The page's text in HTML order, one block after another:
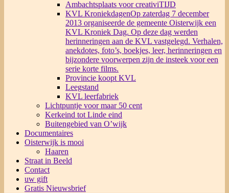
Ambachtsplaats voor creativiTIJD
KVL KroniekdagenOp zaterdag 7 december
2013 organiseerde de gemeente Oisterwijk een
KVL Kroniek Dag. Op deze dag werden
herinneringen aan de KVL vastgelegd. Verhalen,
anekdotes, foto’s, boekjes, leer, herinneringen en
bijzondere voorwerpen zijn de insteek voor een
serie korte films.
Provincie koopt KVL
Leegstand
KVL leerfabriek
Lichtpuntje voor maar 50 cent
Kerkeind tot Linde eind
Buitengebied van O’wijk
Documentaires
Oisterwijk is mooi
Haaren
Straat in Beeld
Contact
uw gift
Gratis Nieuwsbrief